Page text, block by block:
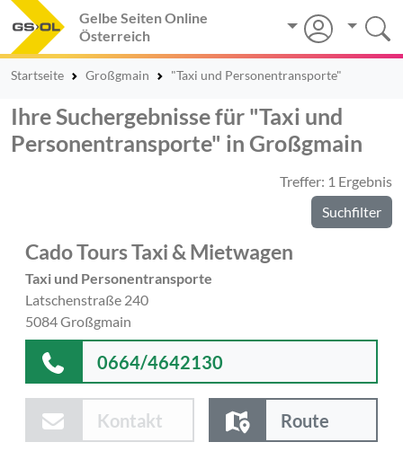
Gelbe Seiten Online
Österreich
Startseite Großgmain "Taxi und Personentransporte"
Ihre Suchergebnisse für "Taxi und
Personentransporte" in Großgmain
Treffer: 1 Ergebnis
Suchfilter
Cado Tours Taxi & Mietwagen
Taxi und Personentransporte
Latschenstraße 240
5084 Großgmain
0664/4642130
Kontakt Route